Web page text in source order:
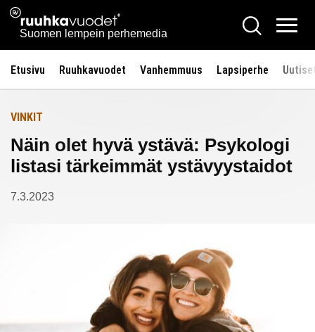
Siirry
sisältöön
Ruuhkavuodet.fi
Suomen lempein perhemedia
Hae
Etusivu Ruuhkavuodet Vanhemmuus Lapsiperhe
Etusivulle
VINKIT
Näin olet hyvä ystävä: Psykologi
listasi tärkeimmät ystävyystaidot
7.3.2023